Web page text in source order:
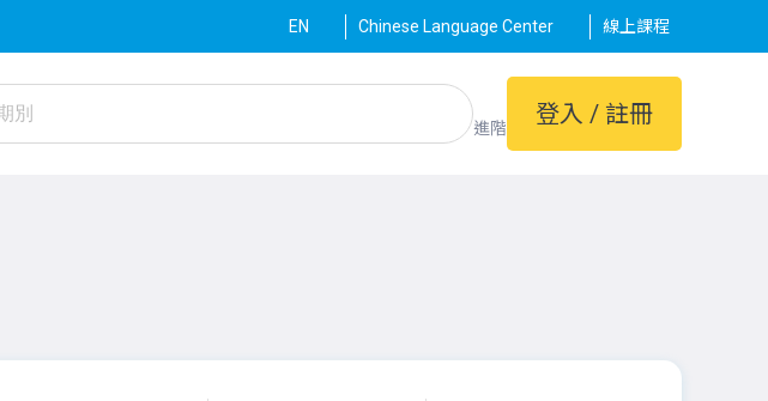
EN Chinese Language Center 線上課程
進階 登入 / 註冊